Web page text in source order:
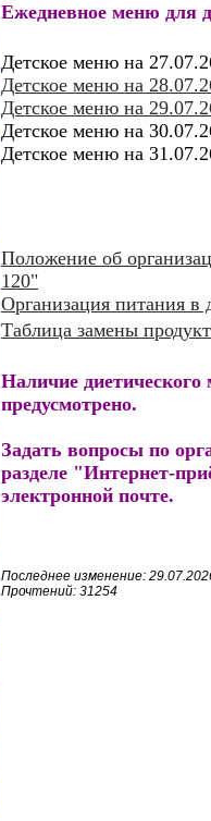
Ежедневное меню для
Детское меню на
Детское меню на
Детское меню на
Детское меню на
Детское меню на
Положение об
120"
Организация питания в
Таблица замены
Наличие диетического
предусмотрено.
Задать вопросы по
разделе "Интернет-
электронной почте.
Последнее изменение:
Прочтений: 31254